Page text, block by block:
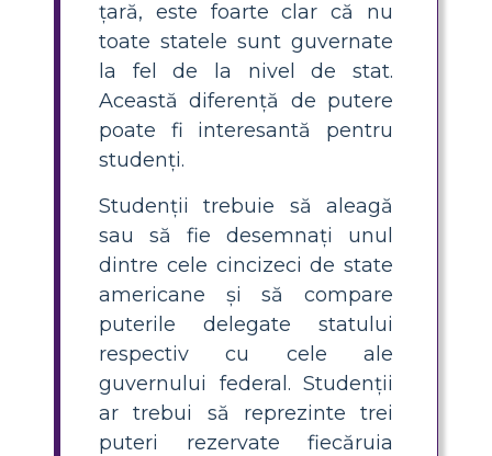
țară, este foarte clar că nu
toate statele sunt guvernate
la fel de la nivel de stat.
Această diferență de putere
poate fi interesantă pentru
studenți.
Studenții trebuie să aleagă
sau să fie desemnați unul
dintre cele cincizeci de state
americane și să compare
puterile delegate statului
respectiv cu cele ale
guvernului federal. Studenții
ar trebui să reprezinte trei
puteri rezervate fiecăruia